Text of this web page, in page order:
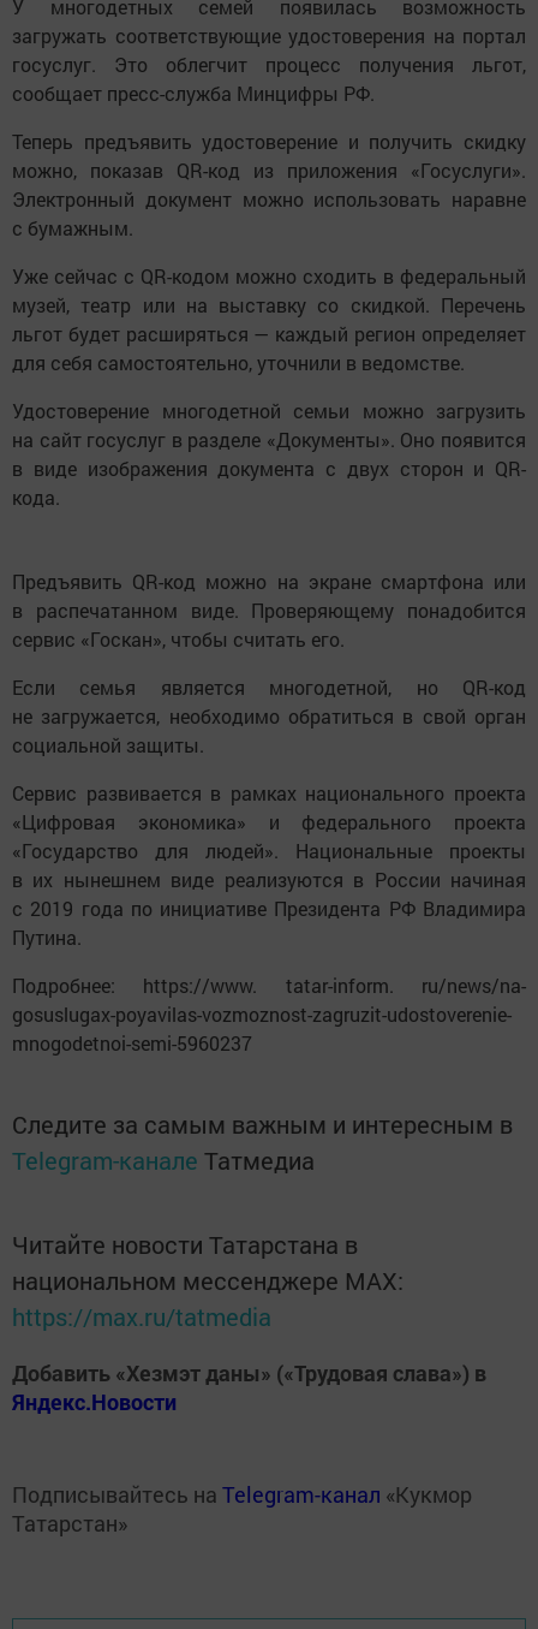
У многодетных семей появилась возможность
загружать соответствующие удостоверения на портал
госуслуг. Это облегчит процесс получения льгот,
сообщает пресс-служба Минцифры РФ.
Теперь предъявить удостоверение и получить скидку
можно, показав QR-код из приложения «Госуслуги».
Электронный документ можно использовать наравне
с бумажным.
Уже сейчас с QR-кодом можно сходить в федеральный
музей, театр или на выставку со скидкой. Перечень
льгот будет расширяться — каждый регион определяет
для себя самостоятельно, уточнили в ведомстве.
Удостоверение многодетной семьи можно загрузить
на сайт госуслуг в разделе «Документы». Оно появится
в виде изображения документа с двух сторон и QR-
кода.
Предъявить QR-код можно на экране смартфона или
в распечатанном виде. Проверяющему понадобится
сервис «Госкан», чтобы считать его.
Если семья является многодетной, но QR-код
не загружается, необходимо обратиться в свой орган
социальной защиты.
Сервис развивается в рамках национального проекта
«Цифровая экономика» и федерального проекта
«Государство для людей». Национальные проекты
в их нынешнем виде реализуются в России начиная
с 2019 года по инициативе Президента РФ Владимира
Путина.
Подробнее: https://www. tatar-inform. ru/news/na-
gosuslugax-poyavilas-vozmoznost-zagruzit-udostoverenie-
mnogodetnoi-semi-5960237
Следите за самым важным и интересным в
Telegram-канале Татмедиа
Читайте новости Татарстана в
национальном мессенджере MАХ:
https://max.ru/tatmedia
Добавить «Хезмэт даны» («Трудовая слава») в
Яндекс.Новости
Подписывайтесь на Telegram-канал «Кукмор
Татарстан»